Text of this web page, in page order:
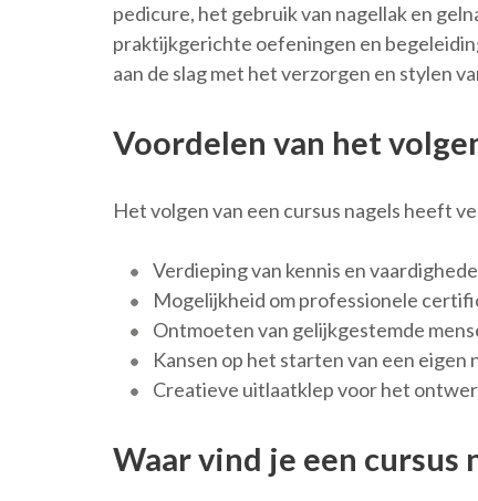
pedicure, het gebruik van nagellak en
praktijkgerichte oefeningen en
aan de slag met het verzorgen en stylen
Voordelen van het
Het volgen van een cursus nagels heeft
Verdieping van kennis en
Mogelijkheid om professionele
Ontmoeten van gelijkgestemde
Kansen op het starten van een eigen
Creatieve uitlaatklep voor het
Waar vind je een cursus